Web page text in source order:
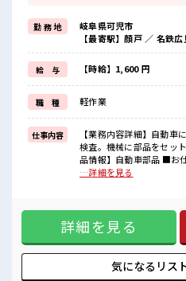
≪モチベーションもUP≫
派手過ぎなければ髪型や髪色自由♪
(規定有)≪動きやすい制服アリ≫
制服があるので、
毎日の服装の悩み解消♪
≪未経験OKの仕事≫
新しいことにチャレンジするのは不
しっかり働く環境が整っています！
イチからスキルUP・ステップUP目
≪収入アップを目指せる≫
高時給だらけの派遣のお仕事です！
■職場の雰囲気
ピタっと定時退社！
残業は基本ナシ♪
高収入もバッチリ目指せますよ！
勤 務 地
岐阜県可児市
【最寄駅】顔戸 ／ 名鉄
給 与 【時給】1,600 円
職 種 軽作業
仕事内容
【業務内容詳細】自動車
検査。機械に部品をセッ
品情報】自動車部品 ■お仕事PR ≪残業基本なし≫ 自分の時間
をしっかり確保できる、
い制服アリ≫ 制服がある
経験OKの仕事≫ 新しいこ
ど、 しっかり働く環境が
ステップUP目指してい
≫ 高時給だらけの派遣のお仕事です！ ■
過ぎなければ髪色・髪型
…詳細を見る
詳細を見る
気になるリス